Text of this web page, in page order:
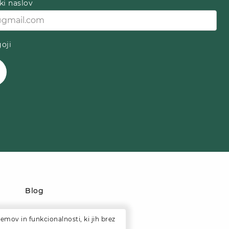
naslov
Blog
in funkcionalnosti, ki jih brez